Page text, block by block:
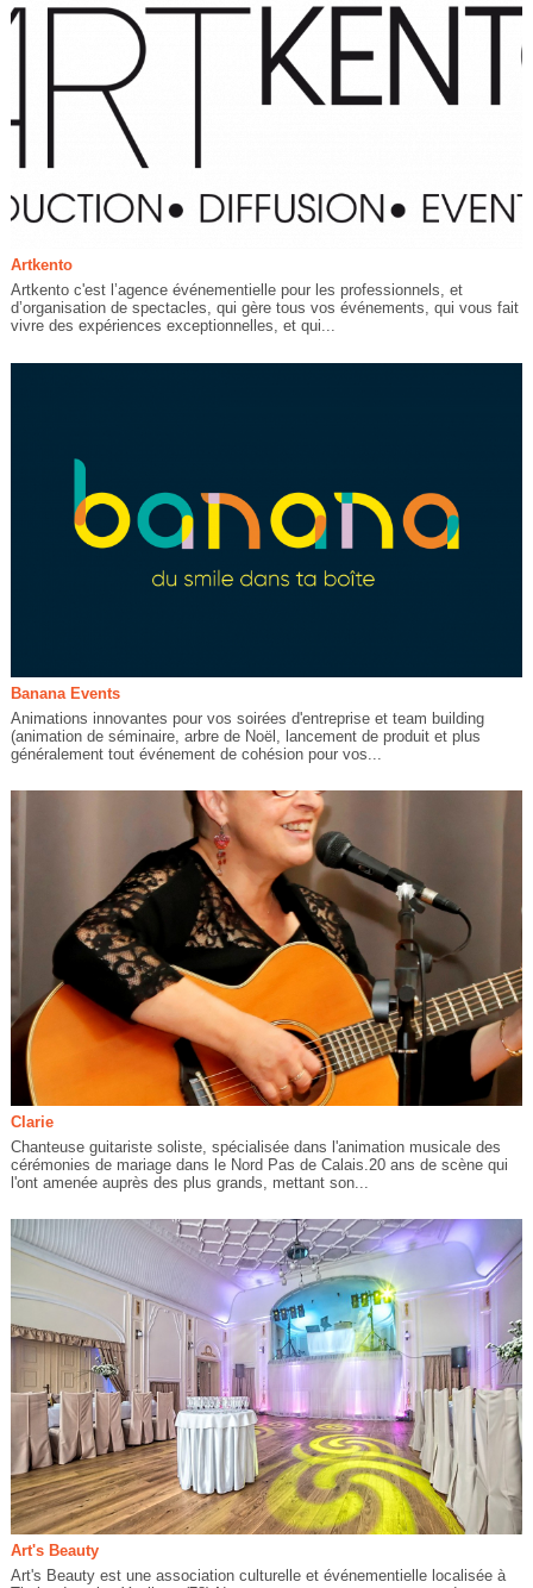
Artkento
Artkento c'est l’agence événementielle pour les professionnels, et
d’organisation de spectacles, qui gère tous vos événements, qui vous fait
vivre des expériences exceptionnelles, et qui...
Banana Events
Animations innovantes pour vos soirées d'entreprise et team building
(animation de séminaire, arbre de Noël, lancement de produit et plus
généralement tout événement de cohésion pour vos...
Clarie
Chanteuse guitariste soliste, spécialisée dans l'animation musicale des
cérémonies de mariage dans le Nord Pas de Calais.20 ans de scène qui
l'ont amenée auprès des plus grands, mettant son...
Art's Beauty
Art's Beauty est une association culturelle et événementielle localisée à